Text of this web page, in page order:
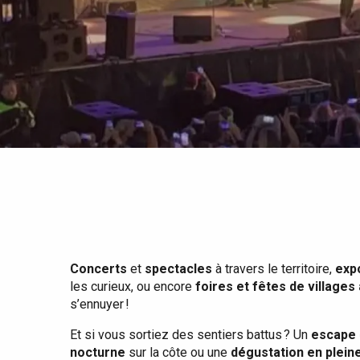
Tout l'agenda
Eté
Quand il pleut
Avec les enfants
Entre amis
Lieux branchés
Meilleurs brunch
Restaurants avec vue
Séjours en bord de
mer
Séjours en train
Séjours à vélo
Concerts et spectacles à travers le territoire,
les curieux, ou encore foires et fêtes de villages
s’ennuyer !
Et si vous sortiez des sentiers battus ? Un escape
nocturne sur la côte ou une dégustation en